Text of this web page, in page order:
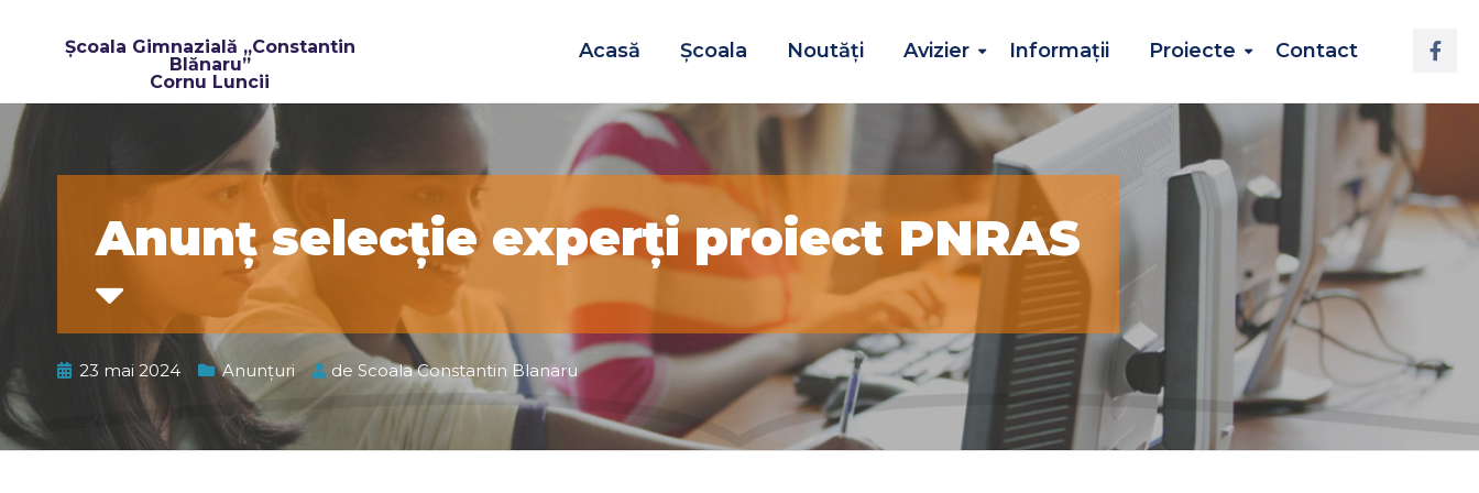
Școala Gimnazială „Constantin
Blănaru”
Cornu Luncii​
Acasă Școala Noutăţi Avizier Informații Proiecte Contact
Anunț selecție experți proiect PNRAS
23 mai 2024 Anunțuri de Scoala Constantin Blanaru